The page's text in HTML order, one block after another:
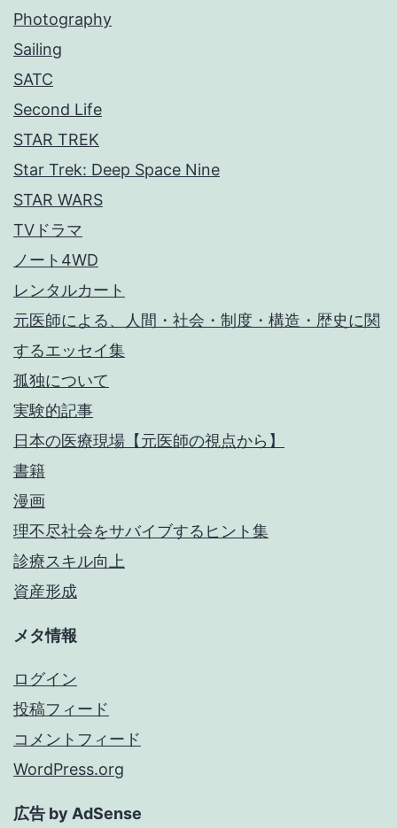
Photography
Sailing
SATC
Second Life
STAR TREK
Star Trek: Deep Space Nine
STAR WARS
TVドラマ
ノート4WD
レンタルカート
元医師による、人間・社会・制度・構造・歴史に関
するエッセイ集
孤独について
実験的記事
日本の医療現場【元医師の視点から】
書籍
漫画
理不尽社会をサバイブするヒント集
診療スキル向上
資産形成
メタ情報
ログイン
投稿フィード
コメントフィード
WordPress.org
広告 by AdSense